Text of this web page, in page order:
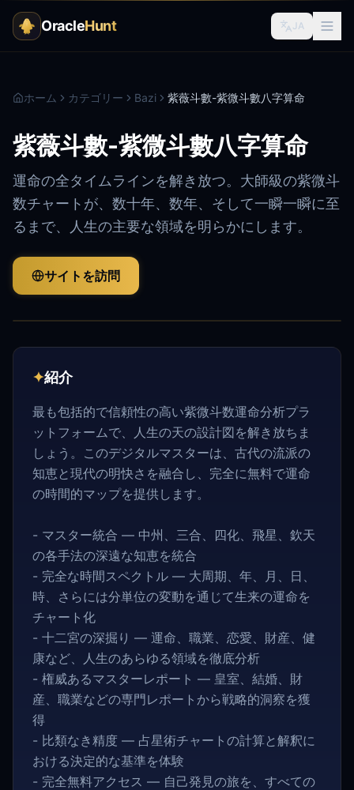
OracleHunt JA
ホーム カテゴリー Bazi 紫薇斗數-紫微斗數八字算命
紫薇斗數-紫微斗數八字算命
運命の全タイムラインを解き放つ。大師級の紫微斗
数チャートが、数十年、数年、そして一瞬一瞬に至
るまで、人生の主要な領域を明らかにします。
サイトを訪問
✦紹介
最も包括的で信頼性の高い紫微斗数運命分析プラ
ットフォームで、人生の天の設計図を解き放ちま
しょう。このデジタルマスターは、古代の流派の
知恵と現代の明快さを融合し、完全に無料で運命
の時間的マップを提供します。
- マスター統合 — 中州、三合、四化、飛星、欽天
の各手法の深遠な知恵を統合
- 完全な時間スペクトル — 大周期、年、月、日、
時、さらには分単位の変動を通じて生来の運命を
チャート化
- 十二宮の深掘り — 運命、職業、恋愛、財産、健
康など、人生のあらゆる領域を徹底分析
- 権威あるマスターレポート — 皇室、結婚、財
産、職業などの専門レポートから戦略的洞察を獲
得
- 比類なき精度 — 占星術チャートの計算と解釈に
おける決定的な基準を体験
- 完全無料アクセス — 自己発見の旅を、すべての